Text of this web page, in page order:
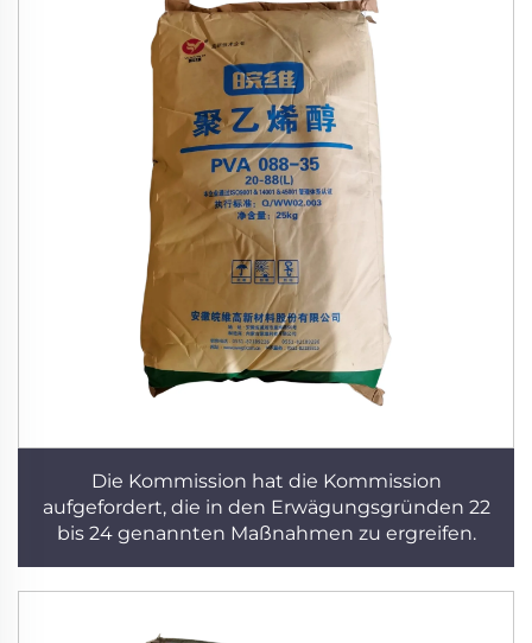
Die Kommission hat die Kommission
aufgefordert, die in den Erwägungsgründen 22
bis 24 genannten Maßnahmen zu ergreifen.